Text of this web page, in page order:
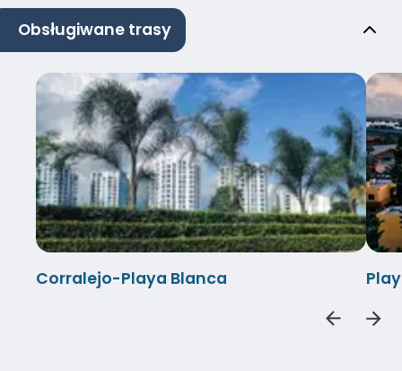
Obsługiwane trasy
Corralejo-Playa Blanca